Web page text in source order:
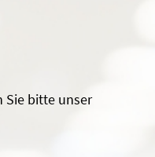
Sie bitte unser